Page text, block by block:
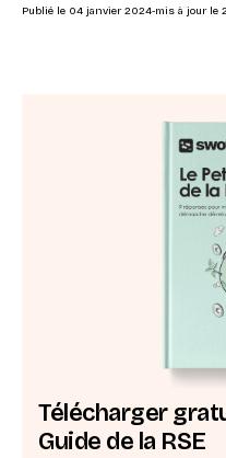
Publié le 04 janvier 2024-mis à jour le
Télécharger
Guide de la RSE